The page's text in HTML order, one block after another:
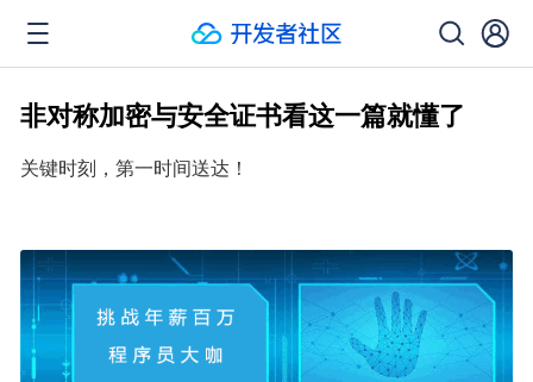
非对称加密与安全证书看这一篇就懂了
关键时刻，第一时间送达！